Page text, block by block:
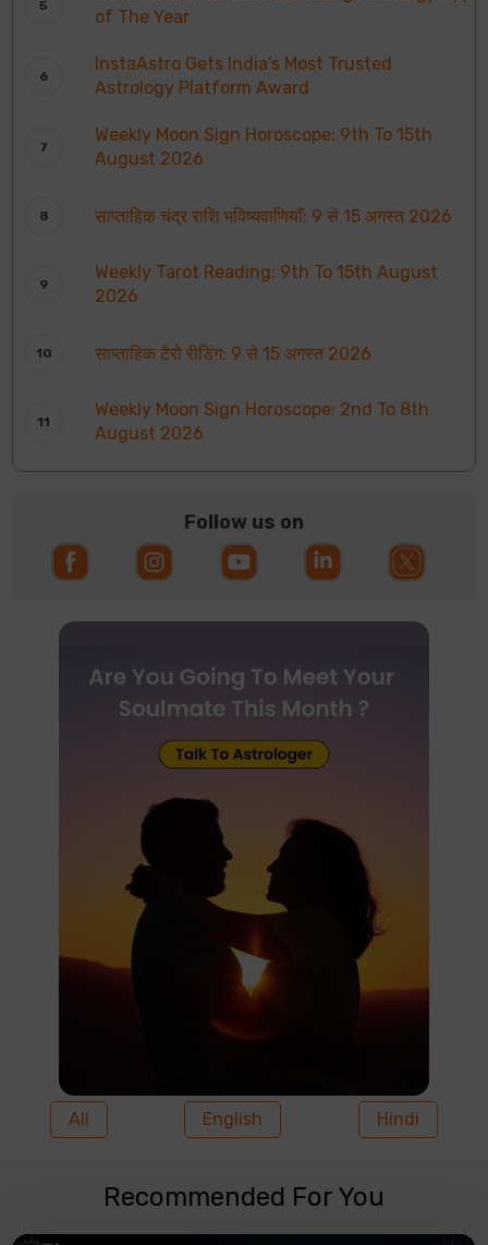
of The Year
InstaAstro Gets India’s Most Trusted
Astrology Platform Award
Weekly Moon Sign Horoscope: 9th To 15th
August 2026
साप्ताहिक चंद्र राशि भविष्यवाणियाँ: 9 से 15 अगस्त 2026
Weekly Tarot Reading: 9th To 15th August
2026
साप्ताहिक टैरो रीडिंग: 9 से 15 अगस्त 2026
Weekly Moon Sign Horoscope: 2nd To 8th
August 2026
Follow us on
All English Hindi
Recommended For You